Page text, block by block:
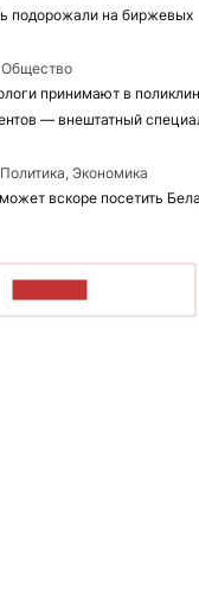
подорожали на биржевых
Общество
принимают в
— внештатный
Политика, Экономика
вскоре посетить